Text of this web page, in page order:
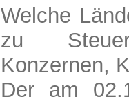
Welche
zu
Konzernen,
Der am